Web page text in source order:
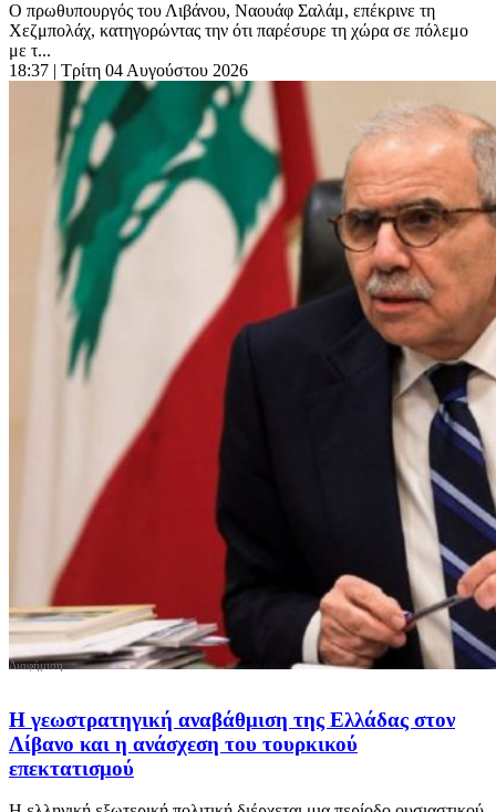
Ο πρωθυπουργός του Λιβάνου, Ναουάφ Σαλάμ, επέκρινε τη
Χεζμπολάχ, κατηγορώντας την ότι παρέσυρε τη χώρα σε πόλεμο
με τ...
18:37 | Τρίτη 04 Αυγούστου 2026
Η γεωστρατηγική αναβάθμιση της Ελλάδας στον
Λίβανο και η ανάσχεση του τουρκικού
επεκτατισμού